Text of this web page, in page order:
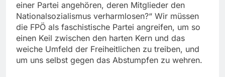
einer Partei angehören, deren Mitglieder den
Nationalsozialismus verharmlosen?“ Wir müssen
die FPÖ als faschistische Partei angreifen, um so
einen Keil zwischen den harten Kern und das
weiche Umfeld der Freiheitlichen zu treiben, und
um uns selbst gegen das Abstumpfen zu wehren.